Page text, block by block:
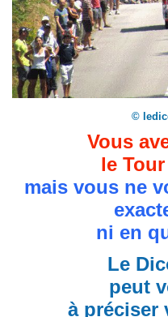
©
Vous
le
mais vous ne
ni en
Le
peut
à préciser